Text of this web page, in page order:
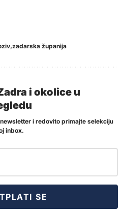
zadarska županija
i okolice u
i redovito primajte selekciju
inbox.
SE